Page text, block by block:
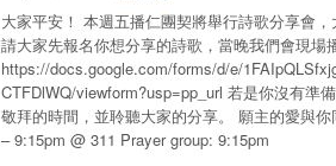
大家平安！ 本週五播仁團契將舉行詩歌分享會
請大家先報名你想分享的詩歌，當晚我們會現場
https://docs.google.com/forms/d/e/
CTFDlWQ/viewform?usp=pp_url 若是你沒有準
敬拜的時間，並聆聽大家的分享。 願主的愛與
– 9:15pm @ 311 Prayer group: 9:15pm